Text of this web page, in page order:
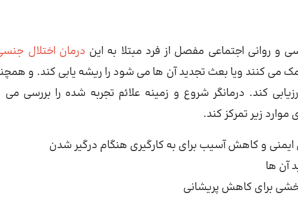
و روانی اجتماعی مفصل از فرد مبتلا به این درمان اختلال
می کنند ویا بعث تجدید آن ها می شود را ریشه یابی کند. و
کند. درمانگر شروع و زمینه علائم تجربه شده را بررسی می
زیر تمرکز کند.
آن ها
برای کاهش پریشانی